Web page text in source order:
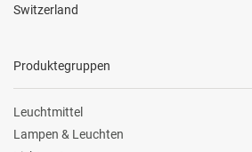
Switzerland
Produktegruppen
Leuchtmittel
Lampen & Leuchten